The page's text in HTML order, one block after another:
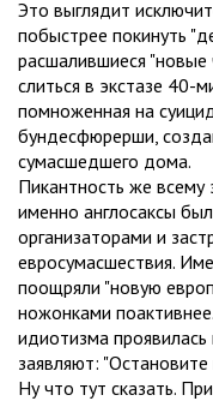
Это выглядит
побыстрее покинуть
расшалившиеся
слиться в экстазе 40-
помноженная на
бундесфюрерши,
сумасшедшего дома.
Пикантность же всему
именно англосаксы
организаторами и
евросумасшествия.
поощряли "новую
ножонками
идиотизма
заявляют: "Остановите
Ну что тут сказать.